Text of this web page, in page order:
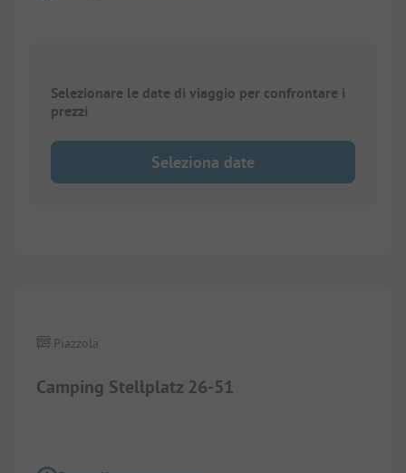
Selezionare le date di viaggio per confrontare i
prezzi
Seleziona date
Camping Stellplatz 26-51
Piazzola